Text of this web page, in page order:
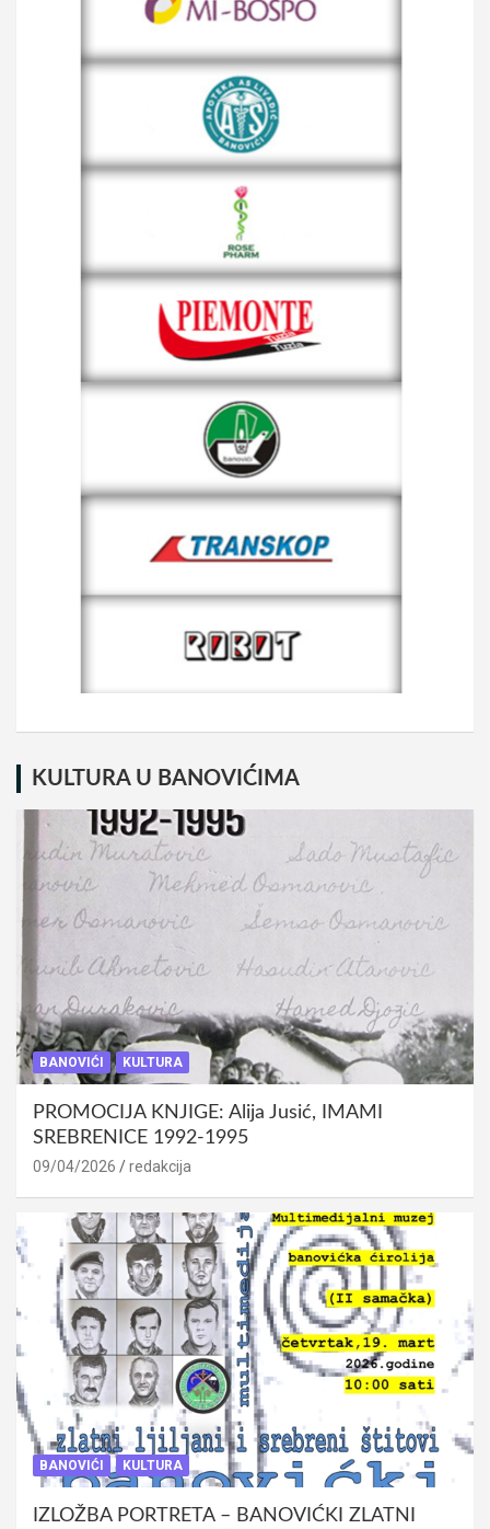
KULTURA U BANOVIĆIMA
BANOVIĆI KULTURA
PROMOCIJA KNJIGE: Alija Jusić, IMAMI
SREBRENICE 1992-1995
09/04/2026 redakcija
BANOVIĆI KULTURA
IZLOŽBA PORTRETA – BANOVIĆKI ZLATNI